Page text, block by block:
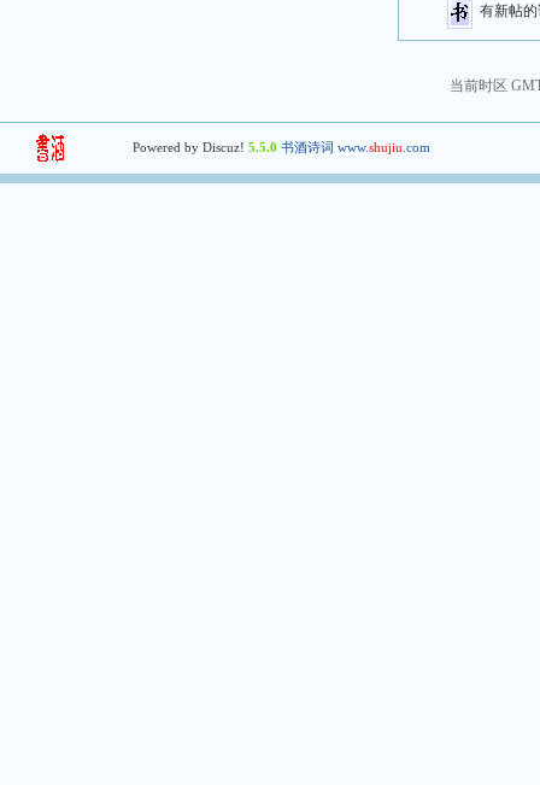
有新
当前时区
Powered by Discuz! 5.5.0 书酒诗词 www.shujiu .com